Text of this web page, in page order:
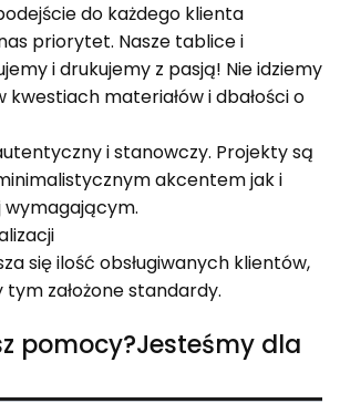
do każdego klienta
priorytet. Nasze tablice i
i drukujemy z pasją! Nie idziemy
kwestiach materiałów i dbałości o
i stanowczy. Projekty są
akcentem jak i
wymagającym.
się ilość obsługiwanych klientów,
założone standardy.
pomocy?Jesteśmy dla